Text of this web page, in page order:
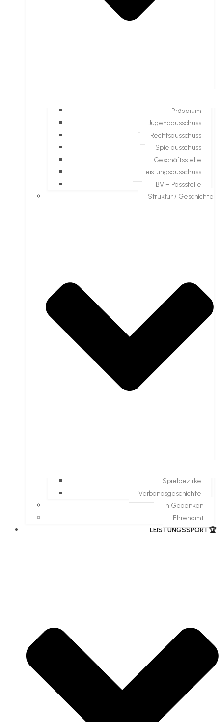
Präsidium
Jugendausschuss
Rechtsausschuss
Spielausschuss
Geschäftsstelle
Leistungsausschuss
TBV – Passstelle
Struktur / Geschichte
Spielbezirke
Verbandsgeschichte
In Gedenken
Ehrenamt
​LEISTUNGSSPORT🏆